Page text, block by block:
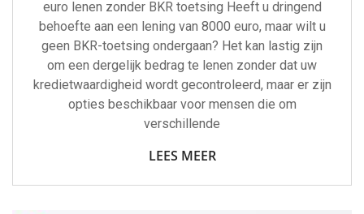
euro lenen zonder BKR toetsing Heeft u dringend
behoefte aan een lening van 8000 euro, maar wilt u
geen BKR-toetsing ondergaan? Het kan lastig zijn
om een dergelijk bedrag te lenen zonder dat uw
kredietwaardigheid wordt gecontroleerd, maar er zijn
opties beschikbaar voor mensen die om
verschillende
LEES MEER